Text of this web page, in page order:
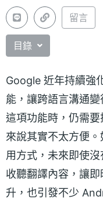
留言
目錄
Google 近年持續強
能，讓跨語言溝通
這項功能時，仍需
來說其實不太方便
用方式，未來即使
收聽翻譯內容，讓
升，也引發不少